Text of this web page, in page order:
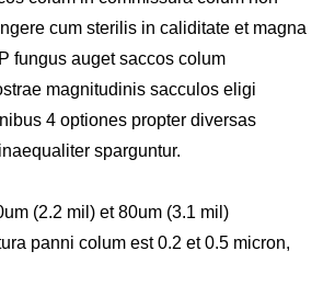
cum sterilis in caliditate et magna
fungus auget saccos colum
magnitudinis sacculos eligi
4 optiones propter diversas
sparguntur.
(2.2 mil) et 80um (3.1 mil)
panni colum est 0.2 et 0.5 micron,